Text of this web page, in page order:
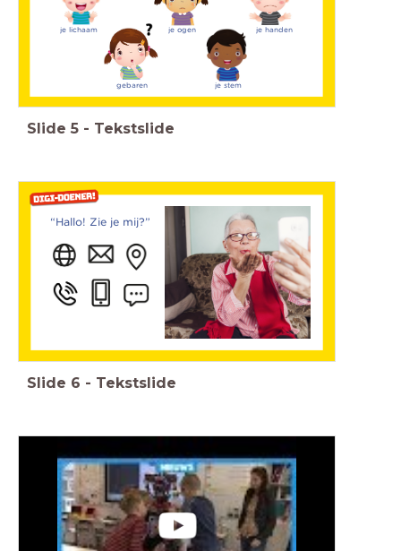
je lichaam je ogen je handen
gebaren je stem
Slide 5 - Tekstslide
“Hallo! Zie je mij?”
Slide 6 - Tekstslide